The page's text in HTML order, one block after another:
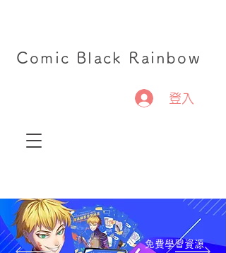
Comic Black Rainbow
登入
免費學習資源